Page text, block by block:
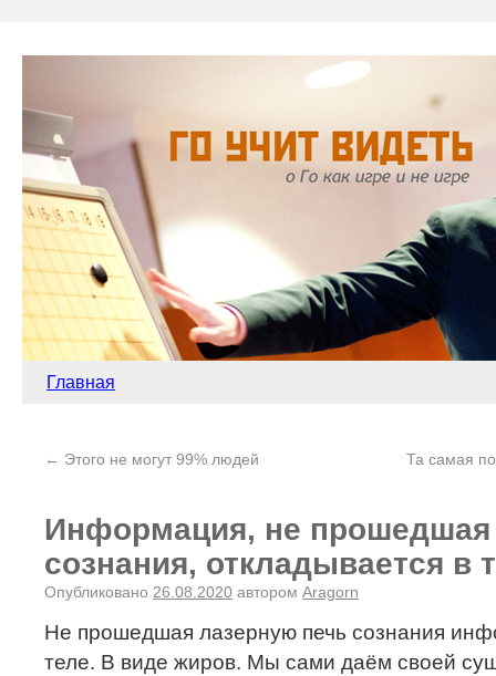
Главная
← Этого не могут 99% людей Та самая
Информация, не прошедшая
сознания, откладывается в
Опубликовано 26.08.2020 автором Aragorn
Не прошедшая лазерную печь сознания
теле. В виде жиров. Мы сами даём своей